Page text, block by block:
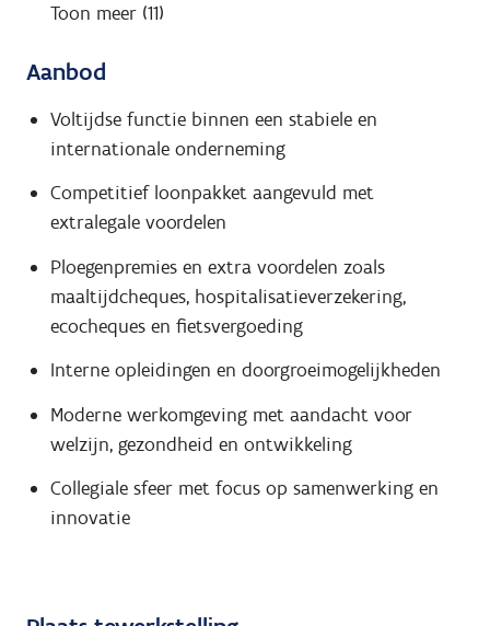
Toon meer (11)
Aanbod
Voltijdse functie binnen een stabiele en
internationale onderneming
Competitief loonpakket aangevuld met
extralegale voordelen
Ploegenpremies en extra voordelen zoals
maaltijdcheques, hospitalisatieverzekering,
ecocheques en fietsvergoeding
Interne opleidingen en doorgroeimogelijkheden
Moderne werkomgeving met aandacht voor
welzijn, gezondheid en ontwikkeling
Collegiale sfeer met focus op samenwerking en
innovatie